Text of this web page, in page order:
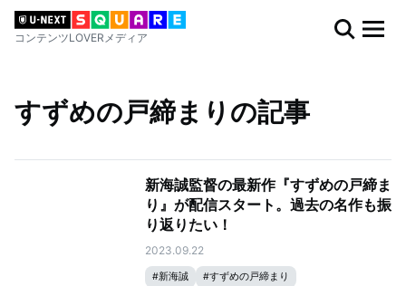
コンテンツLOVERメディア
すずめの戸締まりの記事
新海誠監督の最新作『すずめの戸締ま
り』が配信スタート。過去の名作も振
り返りたい！
2023.09.22
#新海誠 #すずめの戸締まり